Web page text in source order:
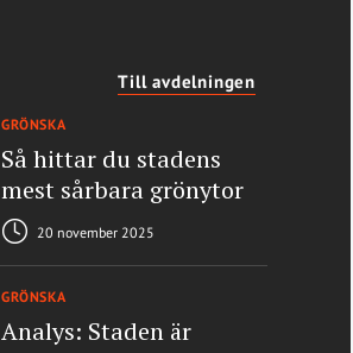
Till avdelningen
GRÖNSKA
Så hittar du stadens
mest sårbara grönytor
20 november 2025
GRÖNSKA
Analys: Staden är